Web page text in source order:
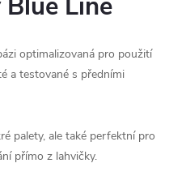
optimalizovaná pro použití
a testované s předními
palety, ale také perfektní pro
přímo z lahvičky.